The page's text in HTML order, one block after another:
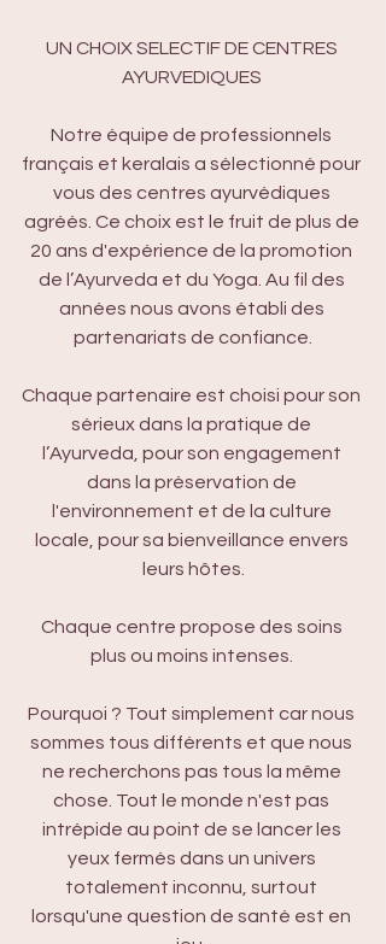
UN CHOIX SELECTIF DE CENTRES
AYURVEDIQUES
Notre équipe de professionnels
français et keralais a sélectionné pour
vous des centres ayurvédiques
agréés. Ce choix est le fruit de plus de
20 ans d'expérience de la promotion
de l’Ayurveda et du Yoga. Au fil des
années nous avons établi des
partenariats de confiance.
Chaque partenaire est choisi pour son
sérieux dans la pratique de
l’Ayurveda, pour son engagement
dans la préservation de
l'environnement et de la culture
locale, pour sa bienveillance envers
leurs hôtes.
Chaque centre propose des soins
plus ou moins intenses.
Pourquoi ? Tout simplement car nous
sommes tous différents et que nous
ne recherchons pas tous la même
chose. Tout le monde n'est pas
intrépide au point de se lancer les
yeux fermés dans un univers
totalement inconnu, surtout
lorsqu'une question de santé est en